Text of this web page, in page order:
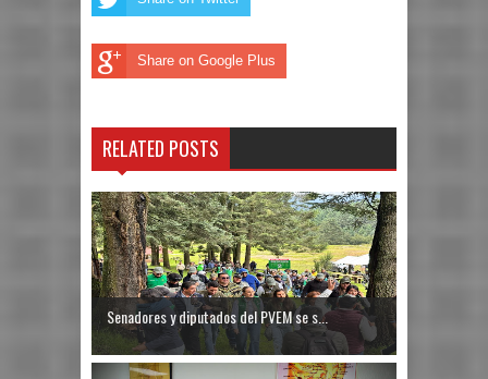
Share on Google Plus
RELATED POSTS
Senadores y diputados del PVEM se s...